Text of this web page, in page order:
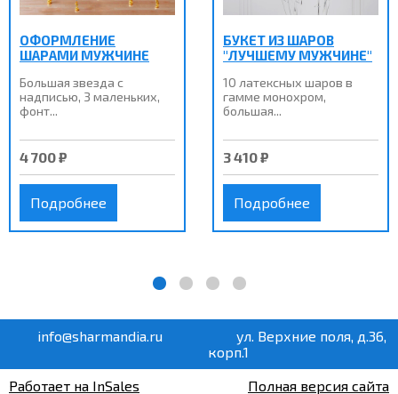
ОФОРМЛЕНИЕ
ШАРАМИ МУЖЧИНЕ
Большая звезда с
надписью, 3 маленьких,
фонт...
4 700 ₽
Подробнее
БУКЕТ ИЗ ШАРОВ
"ЛУЧШЕМУ МУЖЧИНЕ"
10 латексных шаров в
гамме монохром,
большая...
3 410 ₽
Подробнее
info@sharmandia.ru
ул. Верхние поля, д.36,
корп.1
Работает на InSales
Полная версия сайта